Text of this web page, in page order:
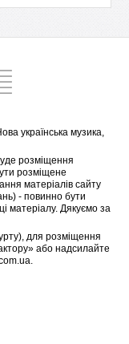
українська музика,
розміщення
розміщене
матеріалів сайту
- повинно бути
матеріалу. Дякуємо за
для розміщення
» або надсилайте